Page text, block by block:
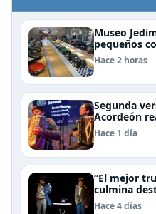
Museo
pequeños
Día del Niño
Hace 2 horas
Segunda
Acordeón
Chile
Hace 1 día
“El mejor
culmina
Festival Off
Hace 4 días